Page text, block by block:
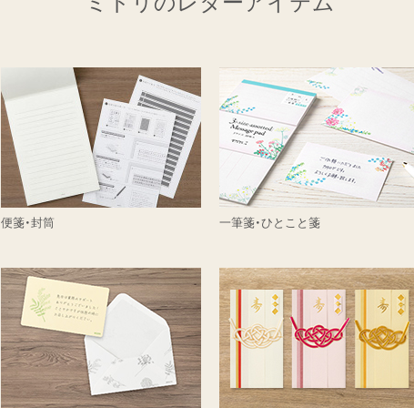
便箋・封筒 一筆箋・ひとこと箋